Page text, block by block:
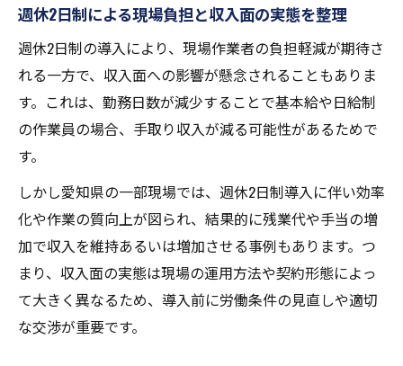
週休2日制による現場負担と収入面の実態を整理
週休2日制の導入により、現場作業者の負担軽減が期待さ
れる一方で、収入面への影響が懸念されることもありま
す。これは、勤務日数が減少することで基本給や日給制
の作業員の場合、手取り収入が減る可能性があるためで
す。
しかし愛知県の一部現場では、週休2日制導入に伴い効率
化や作業の質向上が図られ、結果的に残業代や手当の増
加で収入を維持あるいは増加させる事例もあります。つ
まり、収入面の実態は現場の運用方法や契約形態によっ
て大きく異なるため、導入前に労働条件の見直しや適切
な交渉が重要です。